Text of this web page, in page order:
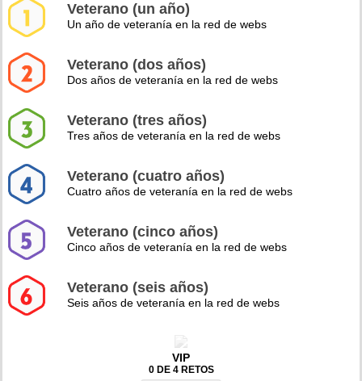
Veterano (un año)
Un año de veteranía en la red de webs
Veterano (dos años)
Dos años de veteranía en la red de webs
Veterano (tres años)
Tres años de veteranía en la red de webs
Veterano (cuatro años)
Cuatro años de veteranía en la red de webs
Veterano (cinco años)
Cinco años de veteranía en la red de webs
Veterano (seis años)
Seis años de veteranía en la red de webs
VIP
0 DE 4 RETOS